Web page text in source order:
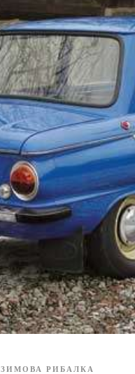
ЗИМОВА РИБАЛКА